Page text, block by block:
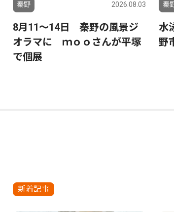
秦野 2026.08.03
8月11〜14日 秦野の風景ジ
オラマに ｍｏｏさんが平塚
で個展
秦
水
野
新着記事